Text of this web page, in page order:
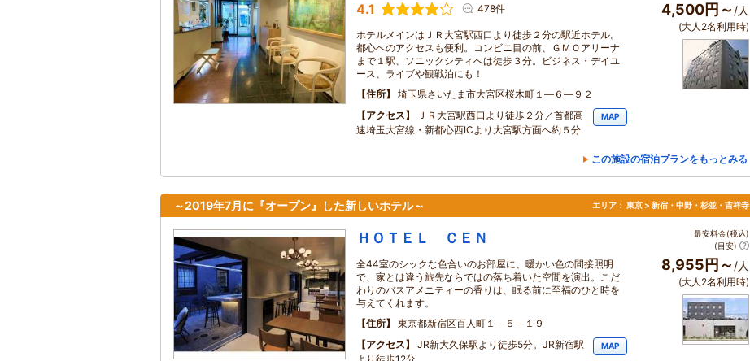
4.1 478件
ホテルメインはＪＲ大宮駅西口より徒歩２分の駅近ホテル。
都心へのアクセスも便利。コンビニ目の前、ＧＭＯアリーナ
まで１駅、ソニックシティへは徒歩３分。ビジネス・デイユ
ース、ライブや観戦泊にも！
住所
埼玉県さいたま市大宮区桜木町１―６―９２
アクセス
ＪＲ大宮駅西口より徒歩２分／首都高
速埼玉大宮線・新都心西ICより大宮駅方面へ約５分
MAP
4,500円～ /人
(大人2名利用時)
この施設の宿泊プランをもっとみる
～2019年7月に『オープン』した新しいホテル～ エリア： 東京 > 新宿・中野・杉並・吉祥寺
ＨＯＴＥＬ ＣＥＮ
全44室のシックな色合いのお部屋に、暖かい色の間接照明
で、家とは違う旅先ならではの落ち着いた空間を演出。こだ
わりのバスアメニティーの香りは、眠る前に至福のひと時を
与えてくれます。
住所
東京都新宿区百人町１－５－１９
アクセス
JR新大久保駅より徒歩5分。JR新宿駅
MAP
最安料金(税込)
(目安)
8,955円～ /人
(大人2名利用時)